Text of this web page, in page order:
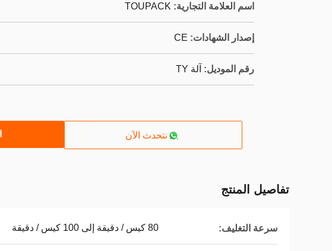
اسم العلامة التجارية: TOUPACK
إصدار الشهادات: CE
رقم الموديل: آلة TY
نتحدث الآن
تفاصيل المنتج
سرعة التغليف: 80 كيس / دقيقة إلى 100 كيس / دقيقة